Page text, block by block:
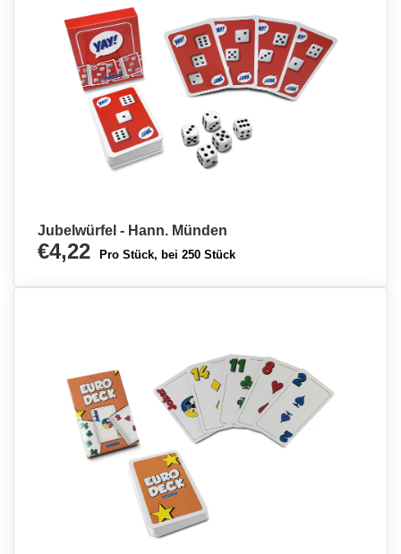
Jubelwürfel - Hann. Münden
€4,22 Pro Stück, bei 250 Stück